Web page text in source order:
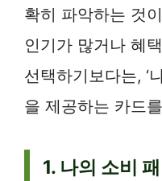
확히 파악하는 것
인기가 많거나 혜
선택하기보다는, ‘
을 제공하는 카드
1. 나의 소비